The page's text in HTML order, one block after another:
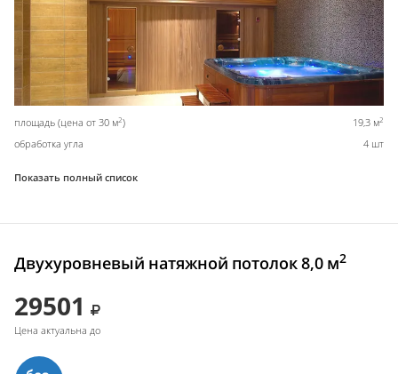
площадь (цена от 30 м2) 19,3 м2
обработка угла 4 шт
Показать полный список
Двухуровневый натяжной потолок 8,0 м2
29501
Цена актуальна до